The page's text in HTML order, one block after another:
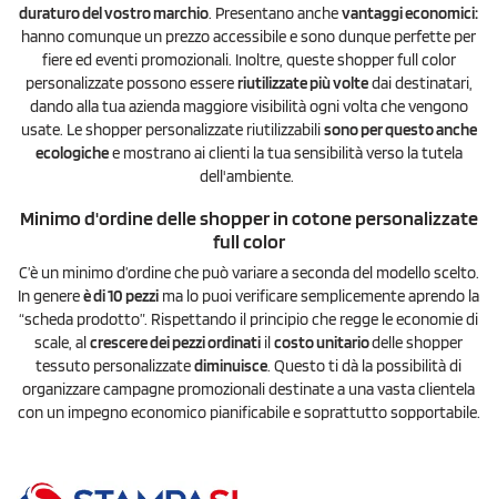
duraturo del vostro marchio. Presentano anchevantaggi economici:
hanno comunque un prezzo accessibile e sono dunque perfette per
fiere ed eventi promozionali. Inoltre, queste shopper full color
personalizzate possono essereriutilizzate più voltedai destinatari,
dando alla tua azienda maggiore visibilità ogni volta che vengono
usate. Le shopper personalizzate riutilizzabilisono per questo anche
ecologichee mostrano ai clienti la tua sensibilità verso la tutela
dell'ambiente.
Minimo d'ordine delle shopper in cotone personalizzate
full color
C’è un minimo d’ordine che può variare a seconda del modello scelto.
In genereè di 10 pezzi ma lo puoi verificare semplicemente aprendo la
“scheda prodotto”. Rispettando il principio che regge le economie di
scale, alcrescere dei pezzi ordinati ilcosto unitariodelle shopper
tessuto personalizzatediminuisce. Questo ti dà la possibilità di
organizzare campagne promozionali destinate a una vasta clientela
con un impegno economico pianificabile e soprattutto sopportabile.